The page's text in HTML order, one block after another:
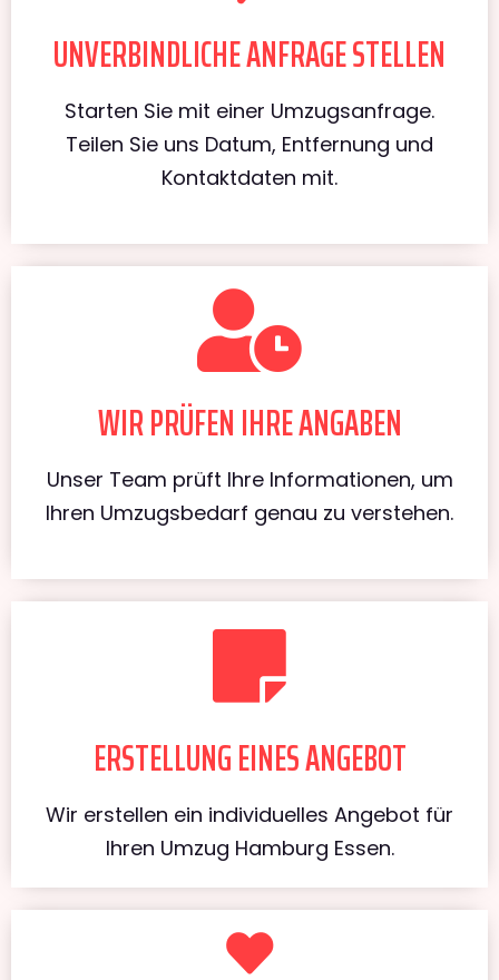
UNVERBINDLICHE ANFRAGE STELLEN
Starten Sie mit einer Umzugsanfrage.
Teilen Sie uns Datum, Entfernung und
Kontaktdaten mit.
WIR PRÜFEN IHRE ANGABEN
Unser Team prüft Ihre Informationen, um
Ihren Umzugsbedarf genau zu verstehen.
ERSTELLUNG EINES ANGEBOT
Wir erstellen ein individuelles Angebot für
Ihren Umzug Hamburg Essen.